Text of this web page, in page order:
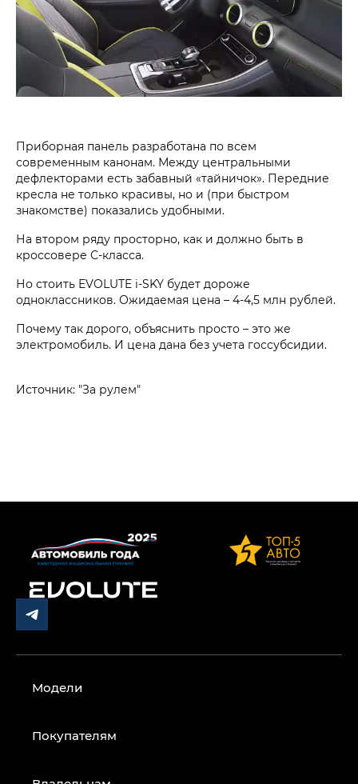
Приборная панель разработана по всем
современным канонам. Между центральными
дефлекторами есть забавный «тайничок». Передние
кресла не только красивы, но и (при быстром
знакомстве) показались удобными.
На втором ряду просторно, как и должно быть в
кроссовере С-класса.
Но стоить EVOLUTE i‑SKY будет дороже
одноклассников. Ожидаемая цена – 4-4,5 млн рублей.
Почему так дорого, объяснить просто – это же
электромобиль. И цена дана без учета госсубсидии.
Источник: "За рулем"
Модели
Покупателям